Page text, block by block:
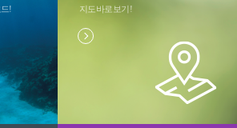
!
지도바로보기!